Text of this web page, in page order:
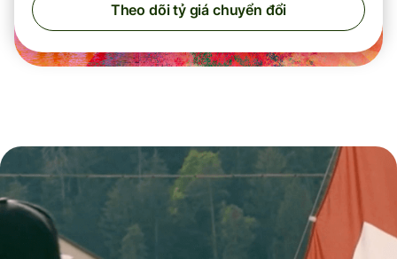
Theo dõi tỷ giá chuyển đổi